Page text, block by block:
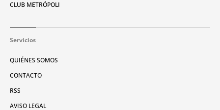
CLUB METRÓPOLI
Servicios
QUIÉNES SOMOS
CONTACTO
RSS
AVISO LEGAL